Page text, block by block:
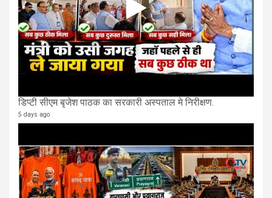
डिप्टी सीएम बृजेश पाठक का सरकारी अस्पताल मे निरीक्षण.
5 days ago